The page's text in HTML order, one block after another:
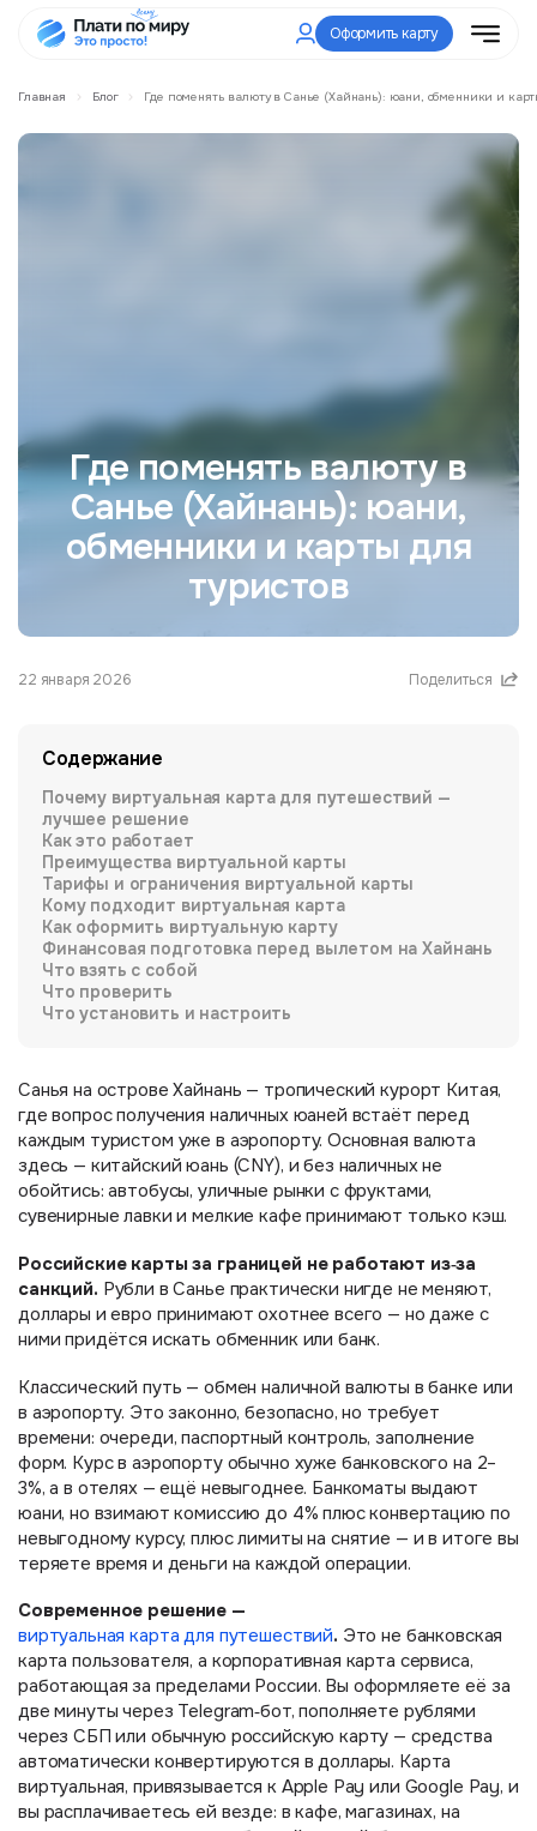
Оформить карту
Главная Блог Где поменять валюту в Санье (Хайнань): юани, обменники и
Где поменять валюту в
Санье (Хайнань): юани,
обменники и карты для
туристов
22 января 2026 Поделиться
Содержание
Почему виртуальная карта для путешествий —
лучшее решение
Как это работает
Преимущества виртуальной карты
Тарифы и ограничения виртуальной карты
Кому подходит виртуальная карта
Как оформить виртуальную карту
Финансовая подготовка перед вылетом на Хайнань
Что взять с собой
Что проверить
Что установить и настроить
Санья на острове Хайнань — тропический курорт Китая,
где вопрос получения наличных юаней встаёт перед
каждым туристом уже в аэропорту. Основная валюта
здесь — китайский юань (CNY), и без наличных не
обойтись: автобусы, уличные рынки с фруктами,
сувенирные лавки и мелкие кафе принимают только кэш.
Российские карты за границей не работают из‑за
санкций. Рубли в Санье практически нигде не меняют,
доллары и евро принимают охотнее всего — но даже с
ними придётся искать обменник или банк.
Классический путь — обмен наличной валюты в банке или
в аэропорту. Это законно, безопасно, но требует
времени: очереди, паспортный контроль, заполнение
форм. Курс в аэропорту обычно хуже банковского на 2–
3%, а в отелях — ещё невыгоднее. Банкоматы выдают
юани, но взимают комиссию до 4% плюс конвертацию по
невыгодному курсу, плюс лимиты на снятие — и в итоге вы
теряете время и деньги на каждой операции.
Современное решение —
виртуальная карта для путешествий. Это не банковская
карта пользователя, а корпоративная карта сервиса,
работающая за пределами России. Вы оформляете её за
две минуты через Telegram‑бот, пополняете рублями
через СБП или обычную российскую карту — средства
автоматически конвертируются в доллары. Карта
виртуальная, привязывается к Apple Pay или Google Pay, и
вы расплачиваетесь ей везде: в кафе, магазинах, на